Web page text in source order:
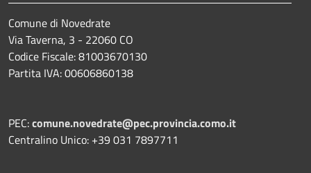
Comune di Novedrate
Via Taverna, 3 - 22060 CO
Codice Fiscale: 81003670130
Partita IVA: 00606860138
PEC:comune.novedrate@pec.provincia.como.it
Centralino Unico: +39 031 7897711